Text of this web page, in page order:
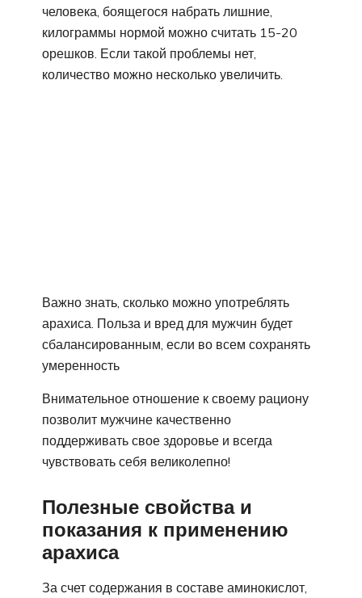
человека, боящегося набрать лишние,
килограммы нормой можно считать 15-20
орешков. Если такой проблемы нет,
количество можно несколько увеличить.
Важно знать, сколько можно употреблять
арахиса. Польза и вред для мужчин будет
сбалансированным, если во всем сохранять
умеренность
Внимательное отношение к своему рациону
позволит мужчине качественно
поддерживать свое здоровье и всегда
чувствовать себя великолепно!
Полезные свойства и
показания к применению
арахиса
За счет содержания в составе аминокислот,